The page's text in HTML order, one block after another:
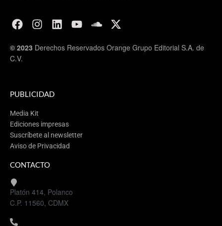
© 2023 Derechos Reservados Orange Grupo Editorial S.A. de
C.V.
PUBLICIDAD
Media Kit
Ediciones impresas
Suscríbete al newsletter
Aviso de Privacidad
CONTACTO
Platón 414, Polanco
C.P. 11560, CDMX